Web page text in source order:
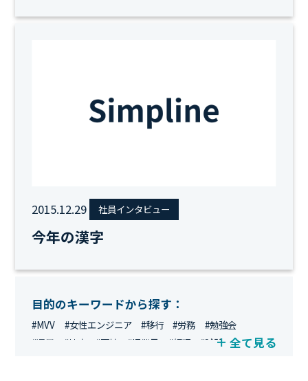
2015.12.29 社員インタビュー
今年の漢字
目的のキーワードから探す：
#MVV #女性エンジニア #移行 #労務
#勉強会
#運用
#地方 #面接 #IT業界 #経理
#試験 全て見る